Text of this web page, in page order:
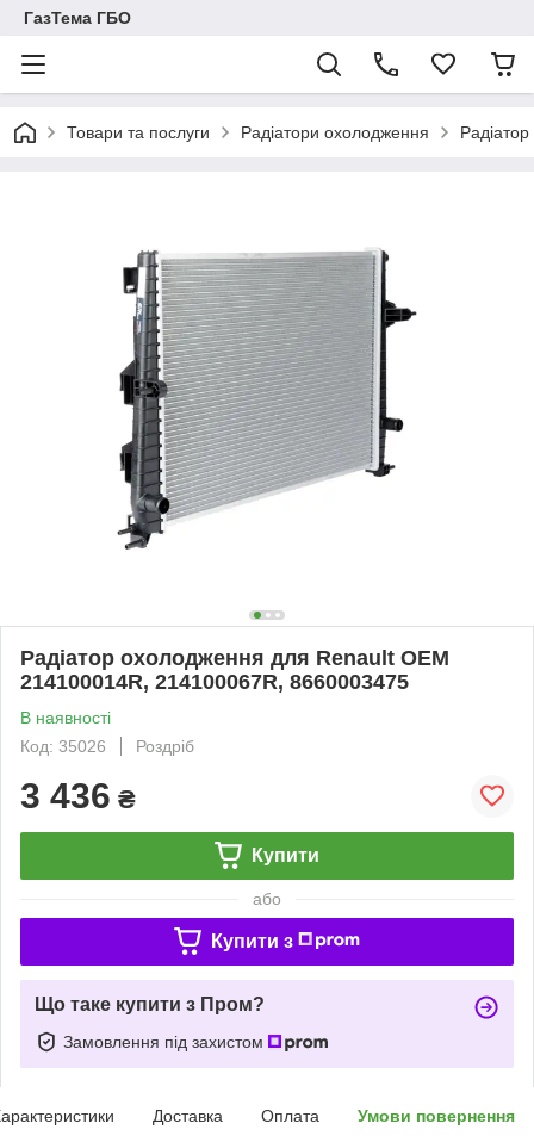
ГазТема ГБО
Товари та послуги Радіатори охолодження
Радіатор охолодження для Renault OEM
214100014R, 214100067R, 8660003475
В наявності
Код: 35026
Роздріб
3 436 ₴
Купити
або
Купити з
Що таке купити з Пром?
Замовлення під захистом
Доставка Оплата Умови повернення